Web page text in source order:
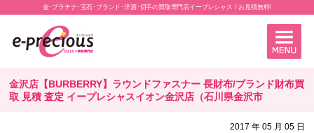
金･プラチナ･宝石･ブランド･洋酒･切手の買取専門店イープレシャス / お見積無料!
金沢店【BURBERRY】ラウンドファスナー 長財布/ブランド財布買
取 見積 査定 イープレシャスイオン金沢店（石川県金沢市
2017 年 05 月 05 日